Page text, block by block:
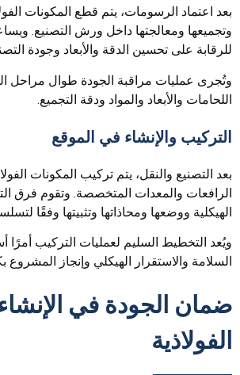
بعد اعتماد الرسومات، يتم قطع المكونات
وتجميعها ومعالجتها داخل ورش التصنيع.
للرقابة على تحسين الدقة والأبعاد وجودة
وتُجرى عمليات مراقبة الجودة طوال مراحل
اللحامات والأبعاد والمواد ودقة التجميع.
التركيب والإنشاء في الموقع
بعد التصنيع والنقل، يتم تركيب المكونات
الرافعات والمعدات المتخصصة. وتقوم فرق
الهيكلية ووضعها ومحاذاتها وتثبيتها وفقًا
ويُعد التخطيط السليم لعمليات التركيب أمرًا
السلامة والاستقرار الهيكلي وإنجاز المشروع
ضمان الجودة في
الفولاذية